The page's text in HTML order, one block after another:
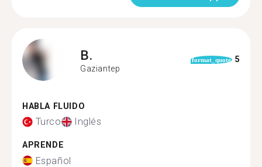
B.
Gaziantep
format_quote 5
HABLA FLUIDO
Turco Inglés
APRENDE
Español